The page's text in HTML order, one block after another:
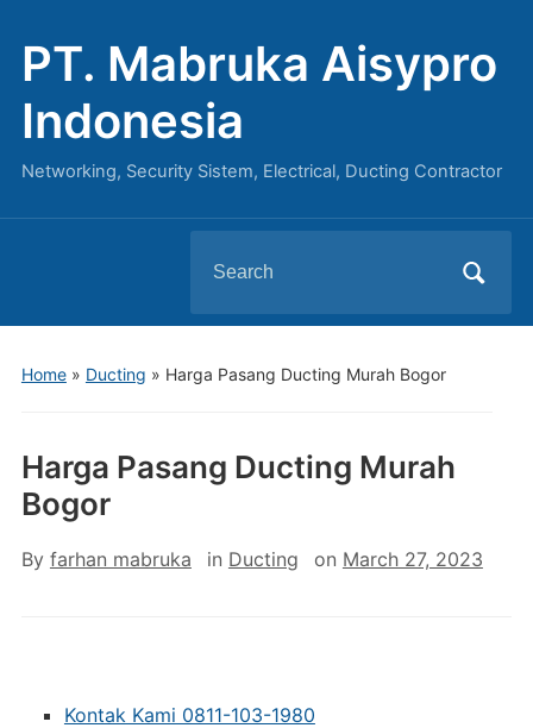
PT. Mabruka Aisypro
Indonesia
Networking, Security Sistem, Electrical, Ducting Contractor
for:
Home» Ducting » Harga Pasang Ducting Murah Bogor
Harga Pasang Ducting Murah
Bogor
By farhan mabruka in Ducting on March 27, 2023
Kontak Kami 0811-103-1980